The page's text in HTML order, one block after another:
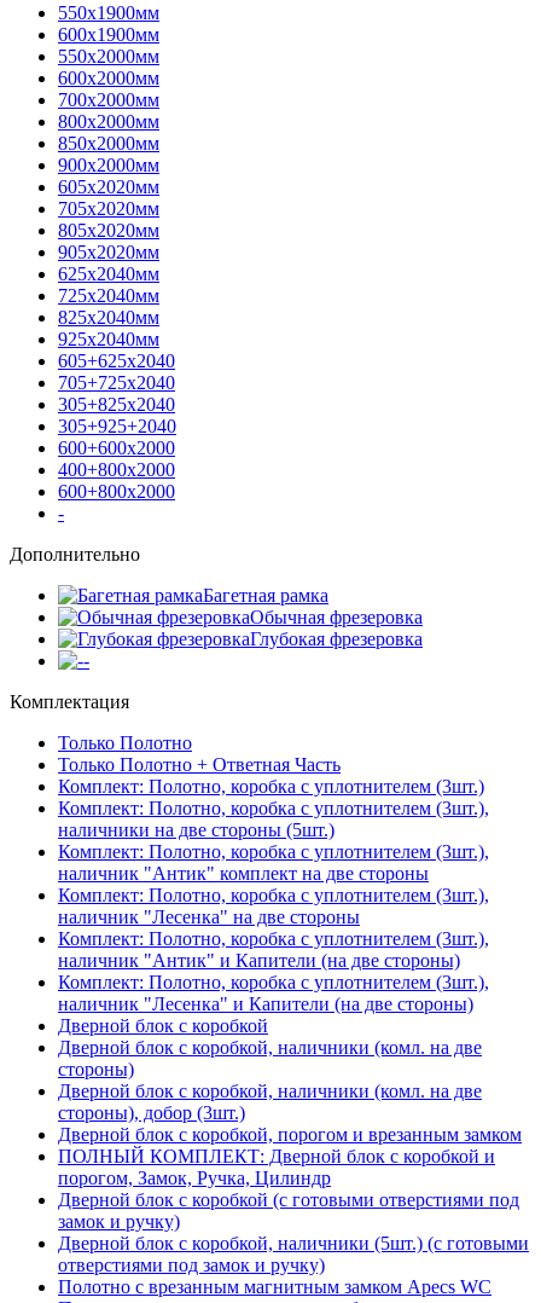
550х1900мм
600х1900мм
550х2000мм
600х2000мм
700х2000мм
800х2000мм
850х2000мм
900х2000мм
605х2020мм
705х2020мм
805х2020мм
905х2020мм
625х2040мм
725х2040мм
825х2040мм
925х2040мм
605+625х2040
705+725х2040
305+825х2040
305+925+2040
600+600х2000
400+800х2000
600+800х2000
-
Дополнительно
Багетная рамка
Обычная фрезеровка
Глубокая фрезеровка
-
Комплектация
Только Полотно
Только Полотно + Ответная Часть
Комплект: Полотно, коробка с уплотнителем (3шт.)
Комплект: Полотно, коробка с уплотнителем (3шт.),
наличники на две стороны (5шт.)
Комплект: Полотно, коробка с уплотнителем (3шт.),
наличник "Антик" комплект на две стороны
Комплект: Полотно, коробка с уплотнителем (3шт.),
наличник "Лесенка" на две стороны
Комплект: Полотно, коробка с уплотнителем (3шт.),
наличник "Антик" и Капители (на две стороны)
Комплект: Полотно, коробка с уплотнителем (3шт.),
наличник "Лесенка" и Капители (на две стороны)
Дверной блок с коробкой
Дверной блок с коробкой, наличники (комл. на две
стороны)
Дверной блок с коробкой, наличники (комл. на две
стороны), добор (3шт.)
Дверной блок с коробкой, порогом и врезанным замком
ПОЛНЫЙ КОМПЛЕКТ: Дверной блок с коробкой и
порогом, Замок, Ручка, Цилиндр
Дверной блок с коробкой (с готовыми отверстиями под
замок и ручку)
Дверной блок с коробкой, наличники (5шт.) (с готовыми
отверстиями под замок и ручку)
Полотно с врезанным магнитным замком Apecs WC